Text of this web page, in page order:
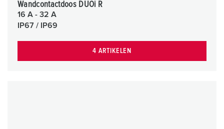
Wandcontactdoos DUOi R
16 A - 32 A
IP67 / IP69
4 ARTIKELEN